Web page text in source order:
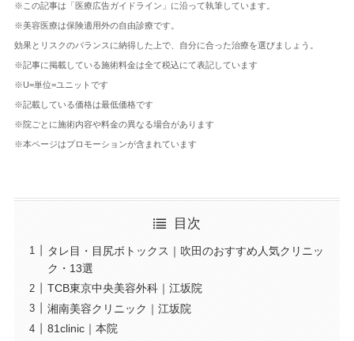
※この記事は「医療広告ガイドライン」に沿って執筆しています。
※美容医療は保険適用外の自由診療です。
効果とリスクのバランスに納得した上で、自分に合った治療を選びましょう。
※記事に掲載している施術料金は全て税込にて表記しています
※U=単位=ユニットです
※記載している価格は最低価格です
※院ごとに施術内容や料金の異なる場合があります
※本ページはプロモーションが含まれています
目次
タレ目・目尻ボトックス｜吹田のおすすめ人気クリニッ
ク・13選
TCB東京中央美容外科｜江坂院
湘南美容クリニック｜江坂院
81clinic｜本院